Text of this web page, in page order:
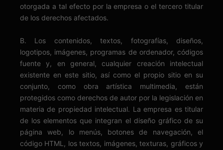
otorgada a tal efecto por la empresa o el tercero titular
de los derechos afectados.
B. Los contenidos, textos, fotografías, diseños,
logotipos, imágenes, programas de ordenador, códigos
fuente y, en general, cualquier creación intelectual
existente en este sitio, así como el propio sitio en su
conjunto, como obra artística multimedia, están
protegidos como derechos de autor por la legislación en
materia de propiedad intelectual. La empresa es titular
de los elementos que integran el diseño gráfico de su
página web, lo menús, botones de navegación, el
código HTML, los textos, imágenes, texturas, gráficos y